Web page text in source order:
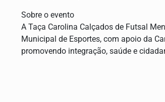
Sobre o evento
A Taça Carolina Calçados de Futsal
Municipal de Esportes, com apoio da
promovendo integração, saúde e